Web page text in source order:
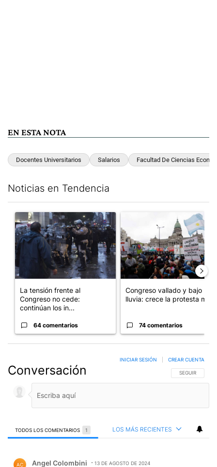
EN ESTA NOTA
Docentes Universitarios Salarios Facultad De Ciencias
Noticias en Tendencia
Un artículo de tendencia con el título "La tensión frente al
La tensión frente al
Congreso no cede:
continúan los in...
64 comentarios
Un artículo de tendencia
Congreso vallado y bajo la
lluvia: crece la protesta mi...
74 comentarios
Conversación SIGA ESTA
SEGUIR
INICIAR SESIÓN CREAR CUENTA
TODOS LOS COMENTARIOS 1 LOS MÁS RECIENTES
AC Angel Colombini 13 DE AGOSTO DE 2024